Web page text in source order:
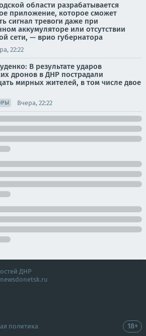
области разрабатывается
приложение, которое сможет
сигнал тревоги даже при
аккумуляторе или отсутствии
сети, — врио губернатора
22:22
В результате ударов
дронов в ДНР пострадали
мирных жителей, в том числе двое
Вчера, 22:22
ДНР
политика 18+